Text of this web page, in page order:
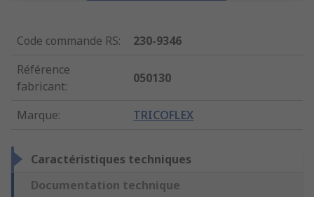
Code commande RS:
230-9346
Référence
fabricant:
050130
Marque: TRICOFLEX
Caractéristiques techniques
Documentation technique